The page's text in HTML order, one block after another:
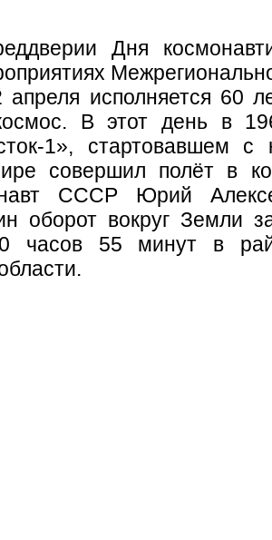
Дня
апреля исполняется 60
В этот день в
1», стартовавшем с
совершил полёт в
СССР Юрий
оборот вокруг Земли
часов 55 минут в